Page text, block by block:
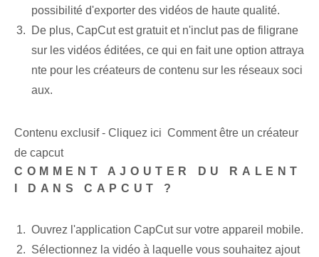
possibilité d'exporter des vidéos de haute qualité.
De plus, CapCut est gratuit et n'inclut pas de filigrane
sur les vidéos éditées, ce qui en fait une option attraya
nte pour les créateurs de contenu sur les réseaux soci
aux.
Contenu exclusif - Cliquez ici Comment être un créateur
de capcut
COMMENT AJOUTER DU RALENT
I DANS CAPCUT ?
Ouvrez l'application ⁤CapCut sur votre appareil mobile.
Sélectionnez la vidéo à laquelle vous souhaitez ajout